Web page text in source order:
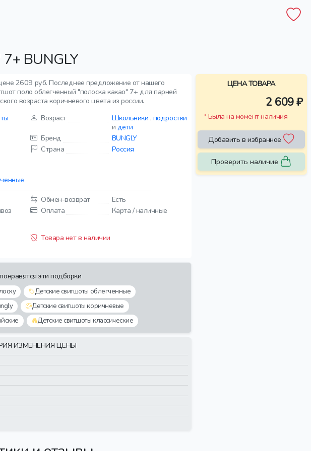
BUNGLY
2609 руб. Последнее предложение от нашего
поло облегченный "полоска какао" 7+ для парней
возраста коричневого цвета из россии.
Возраст Школьники , подростки
и дети
Бренд
BUNGLY
Страна
Россия
Обмен-возврат
Есть
Оплата Карта / наличные
Товара нет в наличии
эти подборки
Детские свитшоты облегченные
Детские свитшоты коричневые
Детские свитшоты классические
ИЗМЕНЕНИЯ ЦЕНЫ
ЦЕНА ТОВАРА
2 609 ₽
* Была на момент наличия
Добавить в избранное
Проверить наличие